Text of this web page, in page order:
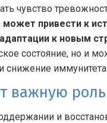
чувство
может привести к
к новым
состояние, но и
снижение иммунитета.
важную
и